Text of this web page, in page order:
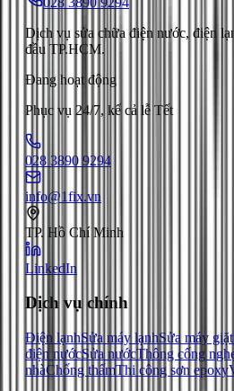
Dịch vụ sửa chữa điện nước, điện
đầu TP.HCM.
Đang hoạt động
Phục vụ 24/7, kể cả lễ Tết
028 3890 9294
info@1fix.vn
TP. Hồ Chí Minh
LinkedIn
Dịch vụ chính
Điện lạnhSửa máy lạnhSửa máy giặt
điện nướcSửa nướcThông cống
nhàChống thấmThi công sơn epoxy